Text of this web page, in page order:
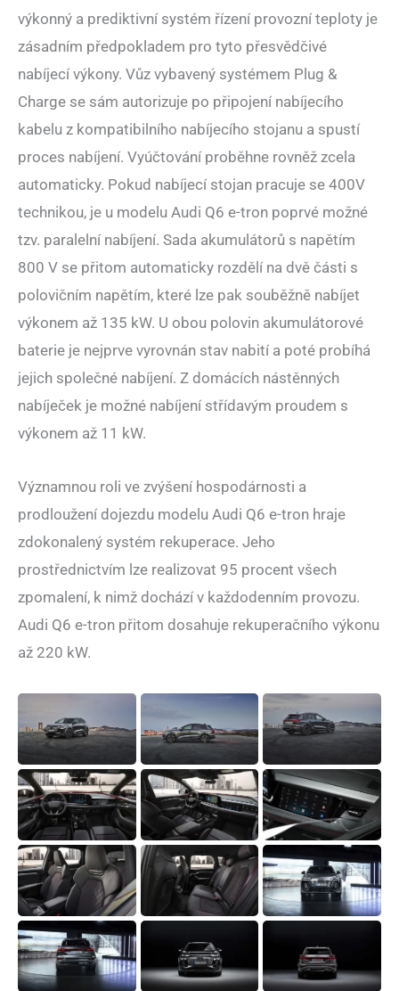
výkonný a prediktivní systém řízení provozní teploty je
zásadním předpokladem pro tyto přesvědčivé
nabíjecí výkony. Vůz vybavený systémem Plug &
Charge se sám autorizuje po připojení nabíjecího
kabelu z kompatibilního nabíjecího stojanu a spustí
proces nabíjení. Vyúčtování proběhne rovněž zcela
automaticky. Pokud nabíjecí stojan pracuje se 400V
technikou, je u modelu Audi Q6 e-tron poprvé možné
tzv. paralelní nabíjení. Sada akumulátorů s napětím
800 V se přitom automaticky rozdělí na dvě části s
polovičním napětím, které lze pak souběžně nabíjet
výkonem až 135 kW. U obou polovin akumulátorové
baterie je nejprve vyrovnán stav nabití a poté probíhá
jejich společné nabíjení. Z domácích nástěnných
nabíječek je možné nabíjení střídavým proudem s
výkonem až 11 kW.
Významnou roli ve zvýšení hospodárnosti a
prodloužení dojezdu modelu Audi Q6 e-tron hraje
zdokonalený systém rekuperace. Jeho
prostřednictvím lze realizovat 95 procent všech
zpomalení, k nimž dochází v každodenním provozu.
Audi Q6 e-tron přitom dosahuje rekuperačního výkonu
až 220 kW.